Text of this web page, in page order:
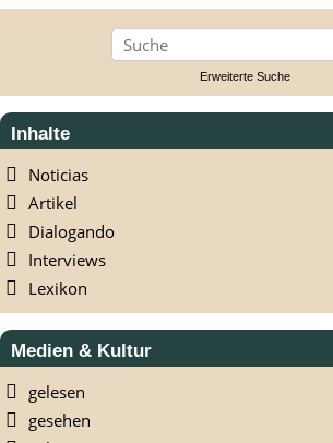
Erweiterte Suche
Inhalte
Noticias
Artikel
Dialogando
Interviews
Lexikon
Medien & Kultur
gelesen
gesehen